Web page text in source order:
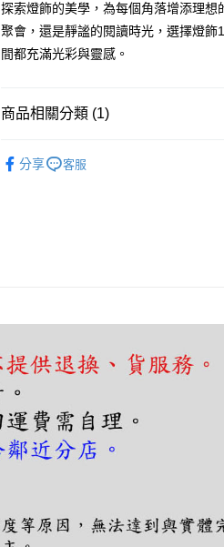
Google Pay
AFTEE先享後付
【關於「AFTEE先享後付」】
２．訂單成立數日內，您將收到繳費通知簡
／ATM／網路銀行／等多元方式進行付款，
※ 請注意：結帳手續完成當下不需立刻繳費
絡購買商品的店家。未經商家同意取消之訂
※ 交易是否成功請以「AFTEE先享後付 」之
是否繳費成功／繳費後需取消欲退款等相關
付客戶支援中心」https://
交易，需依本服務之必要範圍內提供個人資
求債權轉讓予恩沛科技股份有限公司。
ATM付款
探索燈飾的美學，為每個角落增添理想
聚會，還是靜謐的閱讀時光，選擇燈飾
間都充滿光彩與靈感。
商品相關分類 (1)
分享
客服